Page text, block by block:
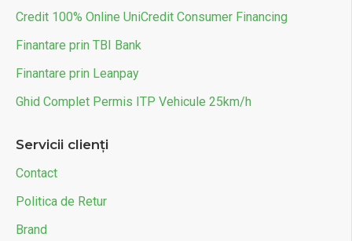
Credit 100% Online UniCredit Consumer Financing
Finantare prin TBI Bank
Finantare prin Leanpay
Ghid Complet Permis ITP Vehicule 25km/h
Servicii clienți
Contact
Politica de Retur
Brand